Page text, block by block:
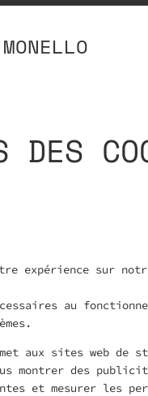
DES
expérience sur
au
aux sites web de
montrer des
et mesurer les